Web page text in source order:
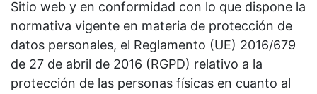
Sitio web y en conformidad con lo que dispone la
normativa vigente en materia de protección de
datos personales, el Reglamento (UE) 2016/679
de 27 de abril de 2016 (RGPD) relativo a la
protección de las personas físicas en cuanto al